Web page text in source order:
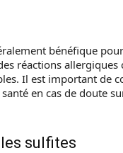
bénéfique
réactions allergiques
Il est important de
en cas de doute
sulfites